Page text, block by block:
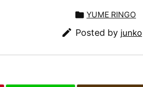
 YUME RINGO
 Posted by junko